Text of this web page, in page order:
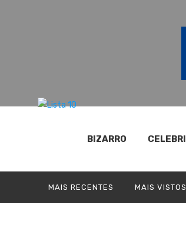
BIZARRO
MAIS RECENTES MAIS VISTOS